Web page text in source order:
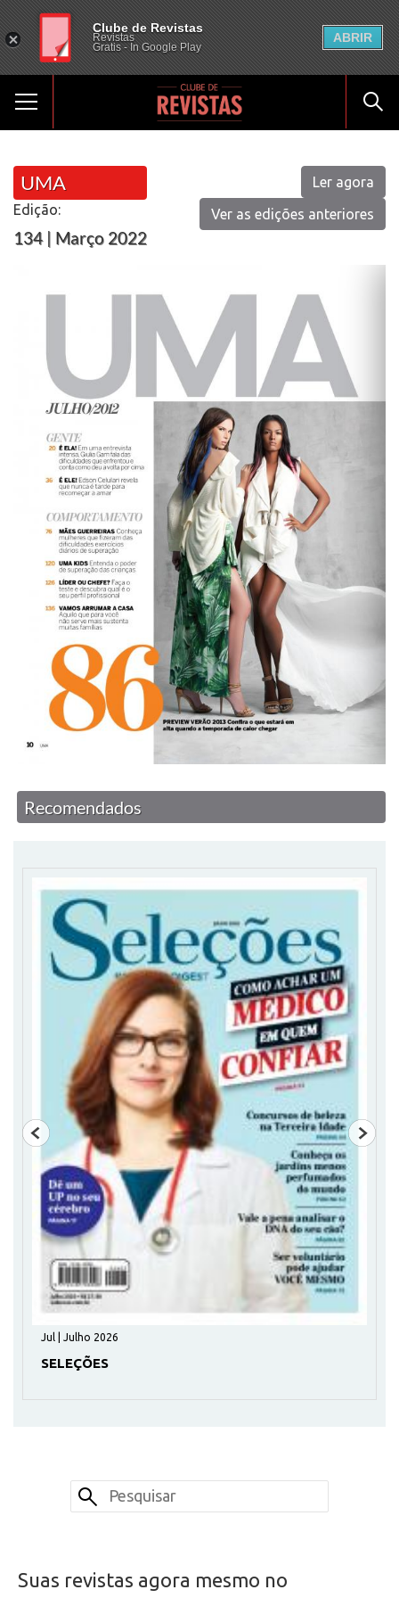
UMA
Edição:
134 | Março 2022
Ler agora
Ver as edições anteriores
Recomendados
Jul | Julho 2026
SELEÇÕES
Suas revistas agora mesmo no
Clube de Revistas
Revistas
Gratis - In Google Play
ABRIR